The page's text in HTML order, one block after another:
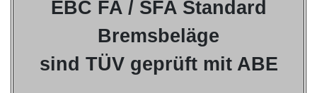
EBC FA / SFA Standard
Bremsbeläge
sind TÜV geprüft mit ABE